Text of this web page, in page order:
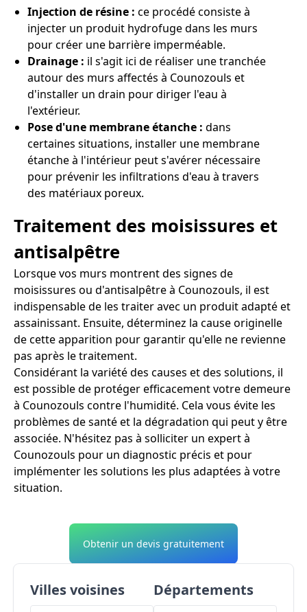
Injection de résine : ce procédé consiste à
injecter un produit hydrofuge dans les murs
pour créer une barrière imperméable.
Drainage : il s'agit ici de réaliser une tranchée
autour des murs affectés à Counozouls et
d'installer un drain pour diriger l'eau à
l'extérieur.
Pose d'une membrane étanche : dans
certaines situations, installer une membrane
étanche à l'intérieur peut s'avérer nécessaire
pour prévenir les infiltrations d'eau à travers
des matériaux poreux.
Traitement des moisissures et
antisalpêtre
Lorsque vos murs montrent des signes de
moisissures ou d'antisalpêtre à Counozouls, il est
indispensable de les traiter avec un produit adapté et
assainissant. Ensuite, déterminez la cause originelle
de cette apparition pour garantir qu'elle ne revienne
pas après le traitement.
Considérant la variété des causes et des solutions, il
est possible de protéger efficacement votre demeure
à Counozouls contre l'humidité. Cela vous évite les
problèmes de santé et la dégradation qui peut y être
associée. N'hésitez pas à solliciter un expert à
Counozouls pour un diagnostic précis et pour
implémenter les solutions les plus adaptées à votre
situation.
Obtenir un devis gratuitement
Villes voisines Départements